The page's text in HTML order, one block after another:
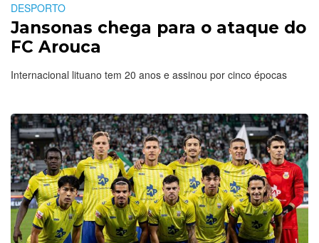
DESPORTO
Jansonas chega para o ataque do
FC Arouca
Internacional lituano tem 20 anos e assinou por cinco épocas